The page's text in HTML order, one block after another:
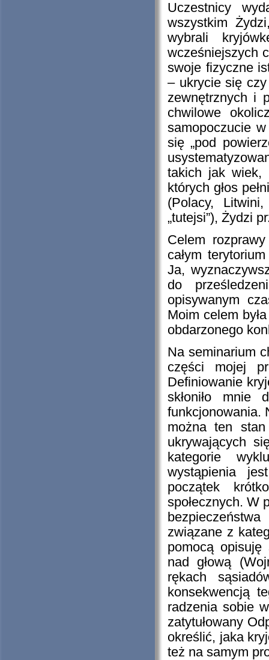
Uczestnicy
wszystkim
wybrali
wcześniejszych
swoje fizyczne
– ukrycie się
zewnętrznych i
chwilowe
samopoczucie
się „pod
takich jak wiek,
których głos
(Polacy,
„tutejsi”), Żydzi
Celem
całym
Ja,
do
opisywanym
Moim celem
obdarzonego
Na seminarium
części mojej
Definiowanie
skłoniło
funkcjonowania.
można ten
ukrywających
kategorie
wystąpienia
początek
społecznych. W
związane z
pomocą opisuję
nad głową
rękach
konsekwencją
radzenia sobie
zatytułowany
określić, jaka
też na samym